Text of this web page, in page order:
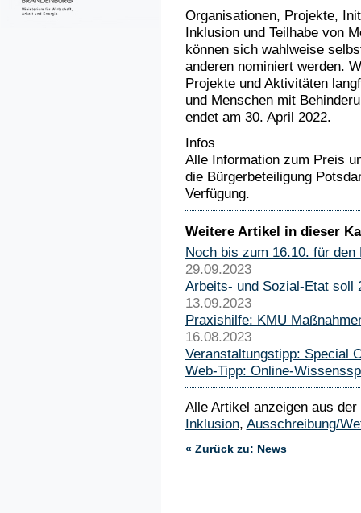
Organisationen, Projekte,
Inklusion und Teilhabe von
können sich wahlweise
anderen nominiert werden.
Projekte und Aktivitäten
und Menschen mit
endet am 30. April 2022.
Infos
Alle Information zum Preis
die Bürgerbeteiligung
Verfügung.
Weitere Artikel in dieser
Noch bis zum 16.10. für
29.09.2023
Arbeits- und Sozial-Etat soll
13.09.2023
Praxishilfe: KMU
16.08.2023
Veranstaltungstipp: Special
Web-Tipp: Online-
Alle Artikel anzeigen aus
Inklusion, Ausschreibung/
« Zurück zu: News